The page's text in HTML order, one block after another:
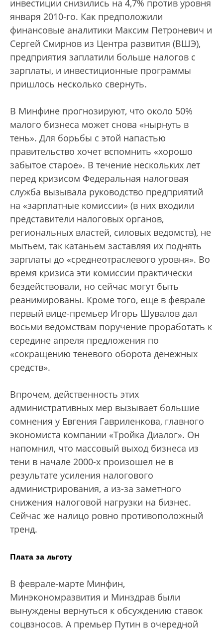
инвестиции снизились на 4,7% против уровня
января 2010-го. Как предположили
финансовые аналитики Максим Петроневич и
Сергей Смирнов из Центра развития (ВШЭ),
предприятия заплатили больше налогов с
зарплаты, и инвестиционные программы
пришлось несколько свернуть.
В Минфине прогнозируют, что около 50%
малого бизнеса может снова «нырнуть в
тень». Для борьбы с этой напастью
правительство хочет вспомнить «хорошо
забытое старое». В течение нескольких лет
перед кризисом Федеральная налоговая
служба вызывала руководство предприятий
на «зарплатные комиссии» (в них входили
представители налоговых органов,
региональных властей, силовых ведомств), не
мытьем, так катаньем заставляя их поднять
зарплаты до «среднеотраслевого уровня». Во
время кризиса эти комиссии практически
бездействовали, но сейчас могут быть
реанимированы. Кроме того, еще в феврале
первый вице-премьер Игорь Шувалов дал
восьми ведомствам поручение проработать к
середине апреля предложения по
«сокращению теневого оборота денежных
средств».
Впрочем, действенность этих
административных мер вызывает большие
сомнения у Евгения Гавриленкова, главного
экономиста компании «Тройка Диалог». Он
напомнил, что массовый выход бизнеса из
тени в начале 2000-х произошел не в
результате усиления налогового
администрирования, а из-за заметного
снижения налоговой нагрузки на бизнес.
Сейчас же налицо ровно противоположный
тренд.
Плата за льготу
В феврале-марте Минфин,
Минэкономразвития и Минздрав были
вынуждены вернуться к обсуждению ставок
соцвзносов. А премьер Путин в очередной